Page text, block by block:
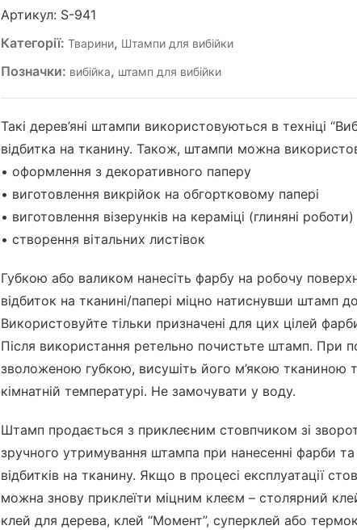
Артикул: S-941
Категорії:Тварини, Штампи для вибійки
Позначки: вибійка, штамп для вибійки
Такі дерев’яні штампи використовуються в техніці
відбитка на тканину. Також, штампи можна
• оформлення з декоративного паперу
• виготовлення викрійок на обгортковому папері
• виготовлення візерунків на кераміці (глиняні роботи)
• створення вітальних листівок
Губкою або валиком нанесіть фарбу на робочу
відбиток на тканині/папері міцно натиснувши штамп
Використовуйте тільки призначені для цих цілей
Після використання ретельно почистьте штамп. При
зволоженою губкою, висушіть його м’якою тканиною
кімнатній температурі. Не замочувати у воду.
Штамп продається з приклеєним стовпчиком зі
зручного утримування штампа при нанесенні фарби та
відбитків на тканину. Якщо в процесі експлуатації
можна знову приклеїти міцним клеєм – столярний
клей для дерева, клей “Момент”, суперклей або